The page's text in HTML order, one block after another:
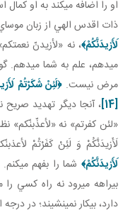
او را اضافه مي کند به او
ذات اقدس الهي از زبان
لَأَزيدَنَّكُمْ﴾، نه «لأزيدنّ
مي دهم، علم به شما مي دهم.
مرض نيست.﴿لَئِنْ شَكَرْتُمْ
[14]
، آنجا ديگر تهديد
«لئن کفرتم» نه «لأعذّبنّکم»
لَأَزيدَنَّكُمْ وَ لَئِنْ كَفَرْتُمْ
لَأَزيدَنَّكُمْ﴾ شما را بفهم مي
بيراهه مي رود نه راه کسي را
دارد، بيکار نمي نشيند؛ در